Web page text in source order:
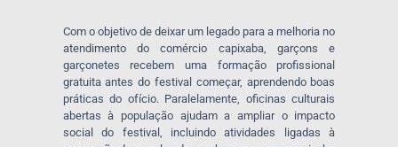
Com o objetivo de deixar um legado para a melhoria no
atendimento do comércio capixaba, garçons e
garçonetes recebem uma formação profissional
gratuita antes do festival começar, aprendendo boas
práticas do ofício. Paralelamente, oficinas culturais
abertas à população ajudam a ampliar o impacto
social do festival, incluindo atividades ligadas à